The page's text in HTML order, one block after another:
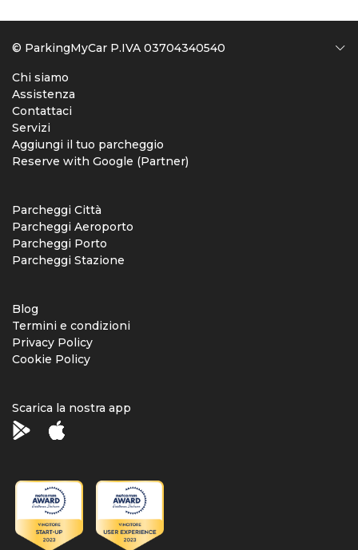
© ParkingMyCar P.IVA 03704340540
Chi siamo
Assistenza
Contattaci
Servizi
Aggiungi il tuo parcheggio
Reserve with Google (Partner)
Parcheggi Città
Parcheggi Aeroporto
Parcheggi Porto
Parcheggi Stazione
Blog
Termini e condizioni
Privacy Policy
Cookie Policy
Scarica la nostra app